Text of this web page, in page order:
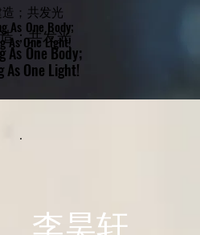
；共发光
As One Body;
As One Light!
；共发光
As One Body;
As One Light!
；共发光
As One Body;
As One Light!
；共发光
As One Body;
As One Light!
李昊轩